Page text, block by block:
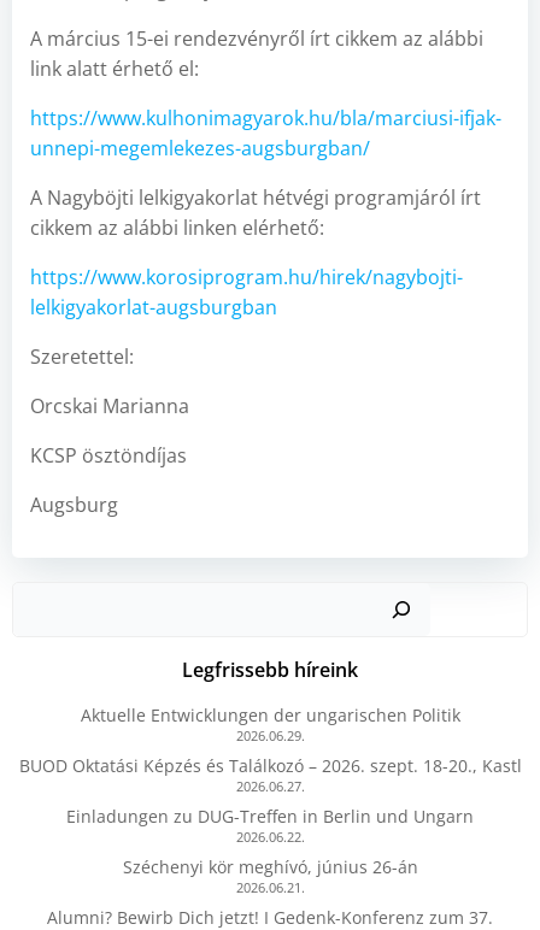
A március 15-ei rendezvényről írt cikkem az alábbi
link alatt érhető el:
https://www.kulhonimagyarok.hu/bla/marciusi-ifjak-
unnepi-megemlekezes-augsburgban/
A Nagyböjti lelkigyakorlat hétvégi programjáról írt
cikkem az alábbi linken elérhető:
https://www.korosiprogram.hu/hirek/nagybojti-
lelkigyakorlat-augsburgban
Szeretettel:
Orcskai Marianna
KCSP ösztöndíjas
Augsburg
Legfrissebb híreink
Aktuelle Entwicklungen der ungarischen Politik
2026.06.29.
BUOD Oktatási Képzés és Találkozó – 2026. szept. 18-20., Kastl
2026.06.27.
Einladungen zu DUG-Treffen in Berlin und Ungarn
2026.06.22.
Széchenyi kör meghívó, június 26-án
2026.06.21.
Alumni? Bewirb Dich jetzt! I Gedenk-Konferenz zum 37.